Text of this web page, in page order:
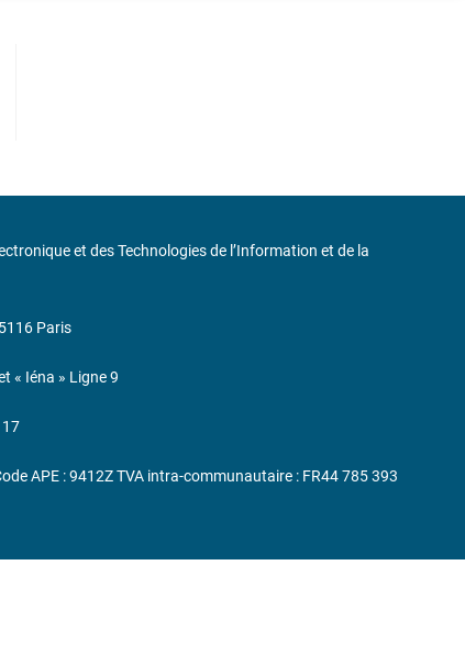
et des Technologies de l’Information et de la
Paris
« Iéna » Ligne 9
17
APE : 9412Z TVA intra-communautaire : FR44 785 393